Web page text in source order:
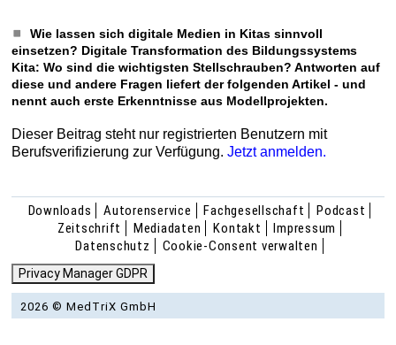
Wie lassen sich digitale Medien in Kitas sinnvoll
einsetzen? Digitale Transformation des Bildungssystems
Kita: Wo sind die wichtigsten Stellschrauben? Antworten auf
diese und andere Fragen liefert der folgenden Artikel - und
nennt auch erste Erkenntnisse aus Modellprojekten.
Dieser Beitrag steht nur registrierten Benutzern mit
Berufsverifizierung zur Verfügung.Jetzt anmelden.
Downloads Autorenservice Fachgesellschaft
Podcast
Zeitschrift
Mediadaten Kontakt
Impressum
Datenschutz
Cookie-Consent verwalten
Privacy Manager GDPR
2026 © MedTriX GmbH